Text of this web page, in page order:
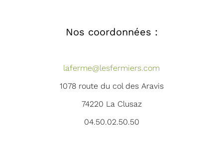
Nos coordonnées :
laferme@lesfermiers.com
1078 route du col des Aravis
74220 La Clusaz
04.50.02.50.50